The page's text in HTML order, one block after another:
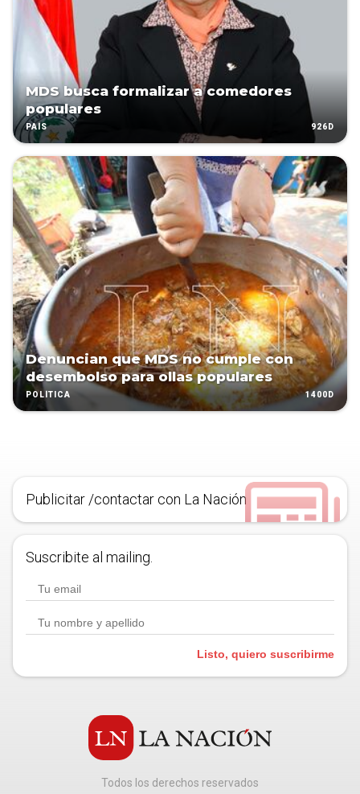
MDS busca formalizar a comedores
populares
PAÍS 926D
Denuncian que MDS no cumple con
desembolso para ollas populares
POLÍTICA 1400D
Publicitar /contactar con La Nación
Suscribite al mailing.
Listo, quiero suscribirme
Todos los derechos reservados